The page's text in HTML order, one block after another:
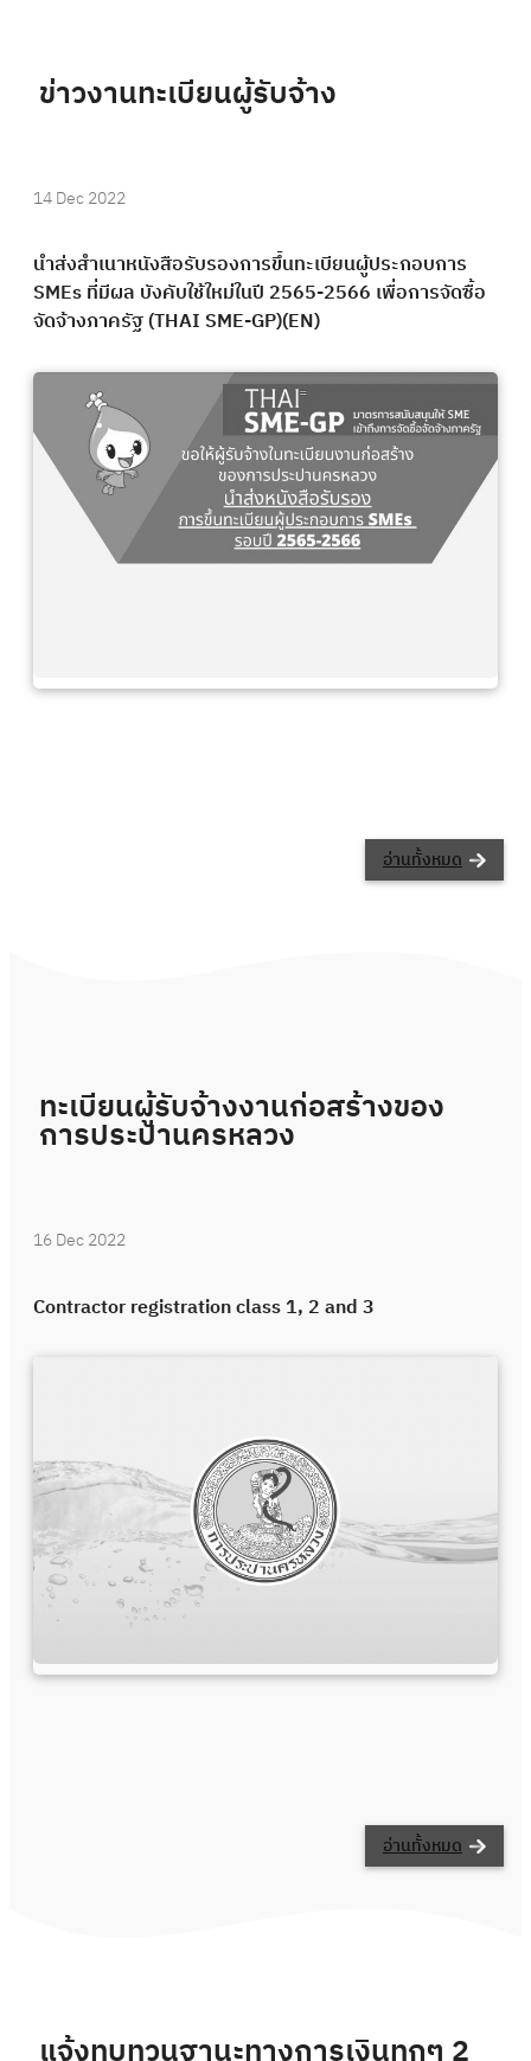
ข่าวงานทะเบียนผู้รับจ้าง
14 Dec 2022
นำส่งสำเนาหนังสือรับรองการขึ้นทะเบียนผู้ประกอบการ
SMEs ที่มีผล บังคับใช้ใหม่ในปี 2565-2566 เพื่อการจัดซื้อ
จัดจ้างภาครัฐ (THAI SME-GP)(EN)
อ่านทั้งหมด
ทะเบียนผู้รับจ้างงานก่อสร้างของ
การประปานครหลวง
16 Dec 2022
Contractor registration class 1, 2 and 3
อ่านทั้งหมด